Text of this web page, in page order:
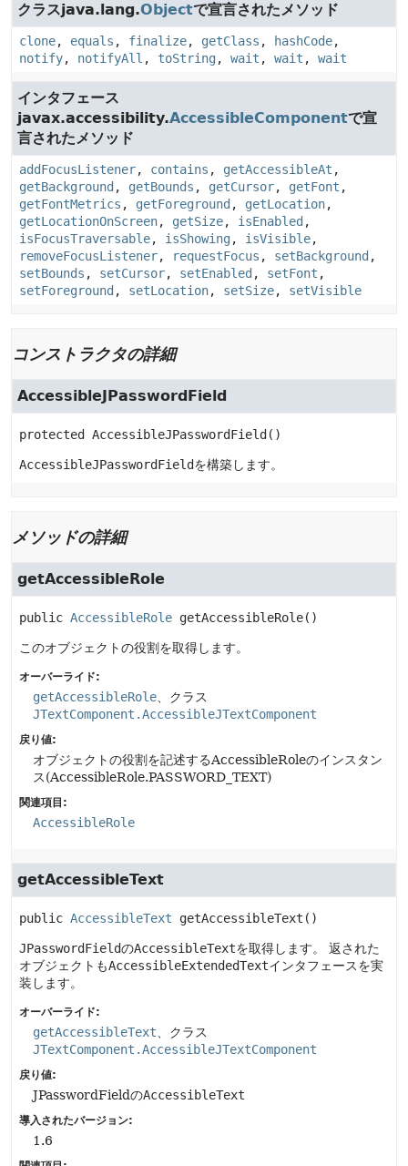
クラスjava.lang.Objectで宣言されたメソッド
clone, equals , finalize, getClass , hashCode,
notify, notifyAll , toString, wait , wait , wait
インタフェース
javax.accessibility.AccessibleComponentで宣
言されたメソッド
addFocusListener, contains , getAccessibleAt ,
getBackground , getBounds , getCursor, getFont ,
getFontMetrics , getForeground , getLocation,
getLocationOnScreen, getSize, isEnabled ,
isFocusTraversable, isShowing, isVisible,
removeFocusListener, requestFocus , setBackground ,
setBounds , setCursor, setEnabled , setFont ,
setForeground , setLocation, setSize, setVisible
コンストラクタの詳細
AccessibleJPasswordField
protected AccessibleJPasswordField ()
AccessibleJPasswordFieldを構築します。
メソッドの詳細
getAccessibleRole
public AccessibleRole getAccessibleRole()
このオブジェクトの役割を取得します。
オーバーライド:
getAccessibleRole 、クラス
JTextComponent.AccessibleJTextComponent
戻り値:
オブジェクトの役割を記述するAccessibleRoleのインスタン
ス(AccessibleRole.PASSWORD_TEXT)
関連項目:
AccessibleRole
getAccessibleText
public AccessibleText getAccessibleText ()
JPasswordFieldのAccessibleTextを取得します。
返された
オブジェクトもAccessibleExtendedTextインタフェースを実
装します。
オーバーライド:
getAccessibleText 、クラス
JTextComponent.AccessibleJTextComponent
戻り値:
JPasswordFieldのAccessibleText
導入されたバージョン:
1.6